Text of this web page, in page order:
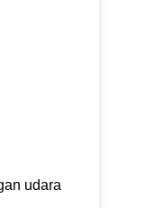
udara